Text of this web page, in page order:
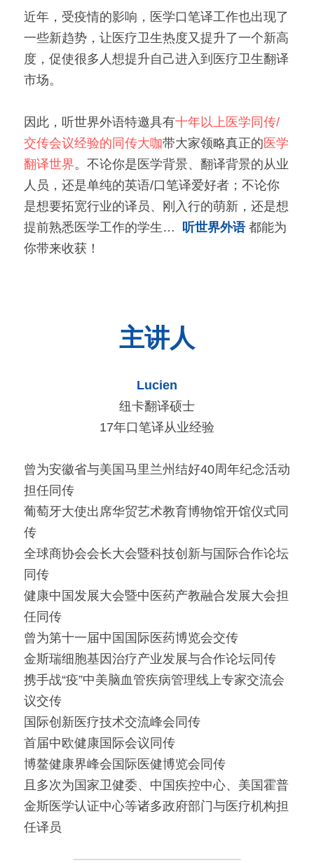
近年，受疫情的影响，医学口笔译工作也出现了
一些新趋势，让医疗卫生热度又提升了一个新高
度，促使很多人想提升自己进入到医疗卫生翻译
市场。
因此，听世界外语特邀具有十年以上医学同传/
交传会议经验的同传大咖带大家领略真正的医学
翻译世界。不论你是医学背景、翻译背景的从业
人员，还是单纯的英语/口笔译爱好者；不论你
是想要拓宽行业的译员、刚入行的萌新，还是想
提前熟悉医学工作的学生…
听世界外语 都能为
你带来收获！
主讲人
Lucien
纽卡翻译硕士
17年口笔译从业经验
曾为安徽省与美国马里兰州结好40周年纪念活动
担任同传
葡萄牙大使出席华贸艺术教育博物馆开馆仪式同
传
全球商协会会长大会暨科技创新与国际合作论坛
同传
健康中国发展大会暨中医药产教融合发展大会担
任同传
曾为第十一届中国国际医药博览会交传
金斯瑞细胞基因治疗产业发展与合作论坛同传
携手战“疫”中美脑血管疾病管理线上专家交流会
议交传
国际创新医疗技术交流峰会同传
首届中欧健康国际会议同传
博鳌健康界峰会国际医健博览会同传
且多次为国家卫健委、中国疾控中心、美国霍普
金斯医学认证中心等诸多政府部门与医疗机构担
任译员